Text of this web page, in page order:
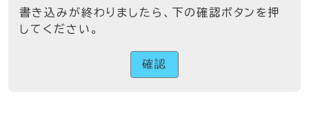
書き込みが終わりましたら、下の確認ボタンを押
してください。
確認